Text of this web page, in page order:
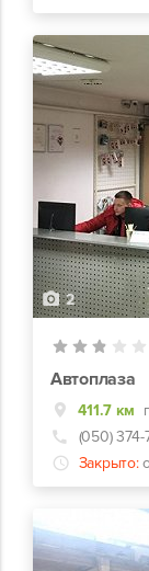
2
Автоплаза
411.7 км
(050) 374-
Закрыто: